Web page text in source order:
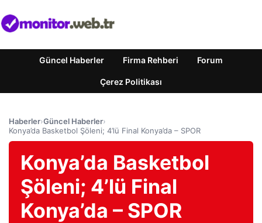
Güncel Haberler Firma Rehberi Forum
Çerez Politikası
Haberler›Güncel Haberler›
Konya’da Basketbol Şöleni; 4’lü Final Konya’da – SPOR
Konya’da Basketbol
Şöleni; 4’lü Final
Konya’da – SPOR